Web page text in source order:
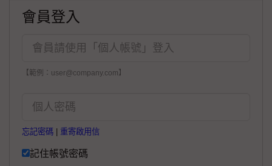
會員登入
【範例：user@company.com】
忘記密碼 重寄啟用信
記住帳號密碼